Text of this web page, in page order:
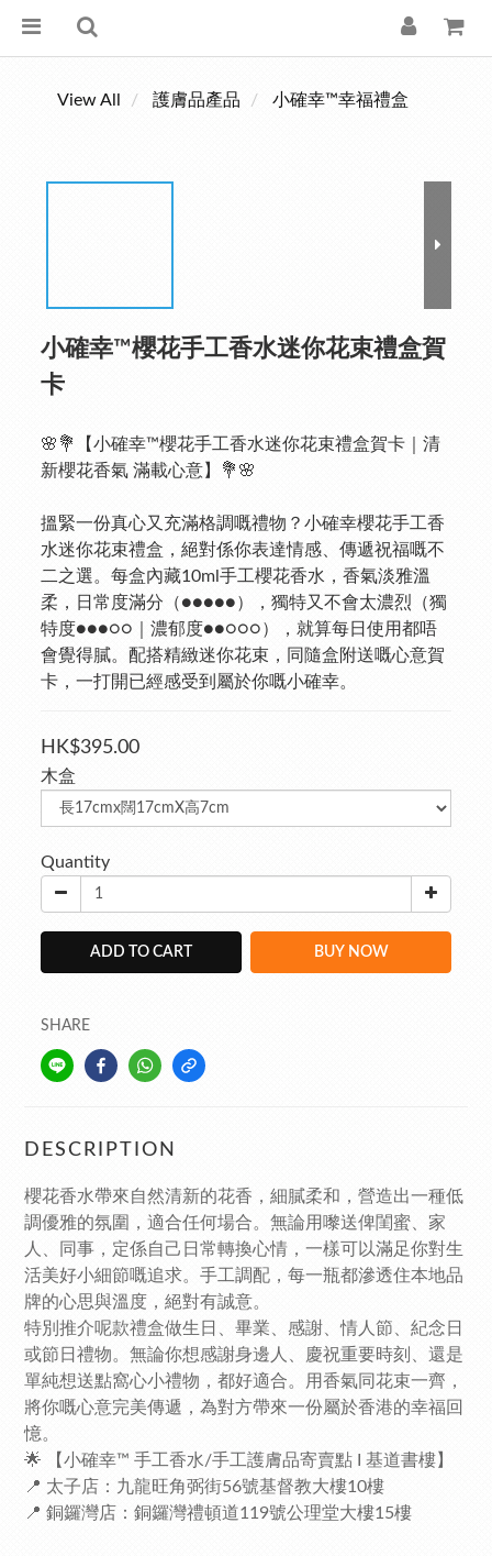
View All 護膚品產品 小確幸™幸福禮盒
小確幸™櫻花手工香水迷你花束禮盒賀
卡
🌸💐【小確幸™櫻花手工香水迷你花束禮盒賀卡｜清
新櫻花香氣 滿載心意】💐🌸
搵緊一份真心又充滿格調嘅禮物？小確幸櫻花手工香
水迷你花束禮盒，絕對係你表達情感、傳遞祝福嘅不
二之選。每盒內藏10ml手工櫻花香水，香氣淡雅溫
柔，日常度滿分（●●●●●），獨特又不會太濃烈（獨
特度●●●○○｜濃郁度●●○○○），就算每日使用都唔
會覺得膩。配搭精緻迷你花束，同隨盒附送嘅心意賀
卡，一打開已經感受到屬於你嘅小確幸。
HK$395.00
木盒
Quantity
ADD TO CART BUY NOW
SHARE
DESCRIPTION
櫻花香水帶來自然清新的花香，細膩柔和，營造出一種低
調優雅的氛圍，適合任何場合。無論用嚟送俾閨蜜、家
人、同事，定係自己日常轉換心情，一樣可以滿足你對生
活美好小細節嘅追求。手工調配，每一瓶都滲透住本地品
牌的心思與溫度，絕對有誠意。
特別推介呢款禮盒做生日、畢業、感謝、情人節、紀念日
或節日禮物。無論你想感謝身邊人、慶祝重要時刻、還是
單純想送點窩心小禮物，都好適合。用香氣同花束一齊，
將你嘅心意完美傳遞，為對方帶來一份屬於香港的幸福回
憶。
🌟 【小確幸™ 手工香水/手工護膚品寄賣點 I 基道書樓】
📍 太子店：九龍旺角弼街56號基督教大樓10樓
📍 銅鑼灣店：銅鑼灣禮頓道119號公理堂大樓15樓